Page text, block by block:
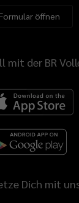
Formular öffnen
mit der BR
Dich mit